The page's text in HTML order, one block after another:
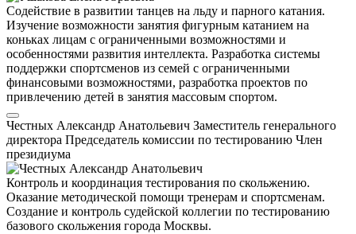
Содействие в развитии танцев на льду и парного катания.
Изучение возможности занятия фигурным катанием на
коньках лицам с ограниченными возможностями и
особенностями развития интеллекта. Разработка системы
поддержки спортсменов из семей с ограниченными
финансовыми возможностями, разработка проектов по
привлечению детей в занятия массовым спортом.
Честных Александр Анатольевич Заместитель генерального
директора Председатель комиссии по тестированию Член
президиума
Контроль и координация тестирования по скольжению.
Оказание методической помощи тренерам и спортсменам.
Создание и контроль судейской коллегии по тестированию
базового скольжения города Москвы.